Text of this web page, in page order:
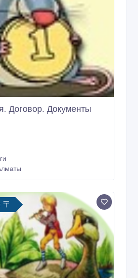
Договор. Документы